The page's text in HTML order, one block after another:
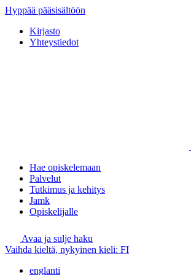
Hyppää pääsisältöön
Kirjasto
Yhteystiedot
Hae opiskelemaan
Palvelut
Tutkimus ja kehitys
Jamk
Opiskelijalle
Avaa ja sulje haku
Vaihda kieltä, nykyinen kieli: FI
englanti